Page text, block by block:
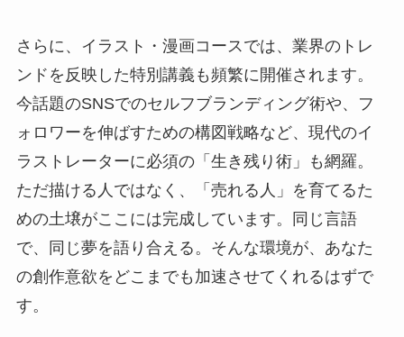
さらに、イラスト・漫画コースでは、業界のトレ
ンドを反映した特別講義も頻繁に開催されます。
今話題のSNSでのセルフブランディング術や、フ
ォロワーを伸ばすための構図戦略など、現代のイ
ラストレーターに必須の「生き残り術」も網羅。
ただ描ける人ではなく、「売れる人」を育てるた
めの土壌がここには完成しています。同じ言語
で、同じ夢を語り合える。そんな環境が、あなた
の創作意欲をどこまでも加速させてくれるはずで
す。